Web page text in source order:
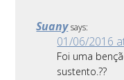
Suany says:
01/06/2016
Foi uma
sustento.??